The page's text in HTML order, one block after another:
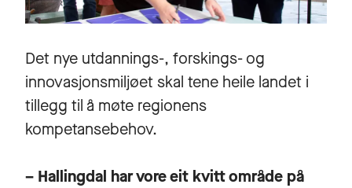
Det nye utdannings-, forskings- og
innovasjonsmiljøet skal tene heile landet i
tillegg til å møte regionens
kompetansebehov.
– Hallingdal har vore eit kvitt område på